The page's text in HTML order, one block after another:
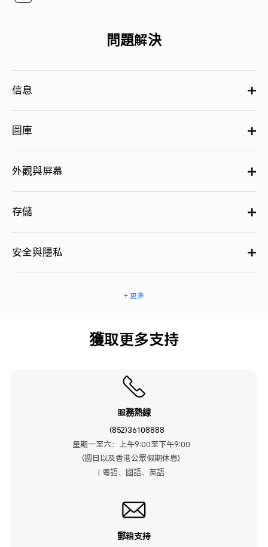
問題解決
信息
圖庫
外觀與屏幕
存儲
安全與隱私
+ 更多
獲取更多支持
服務熱線
(852)36108888
星期一至六：上午9:00至下午9:00
(週日以及香港公眾假期休息)
| 粤語、國語、英語
郵箱支持